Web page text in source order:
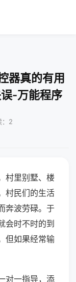
器真的有用
-万能程序
：2
村里别墅、楼
村民们的生活
奔波劳碌。于
会时不时的到
但如果经常输
对一指导，添